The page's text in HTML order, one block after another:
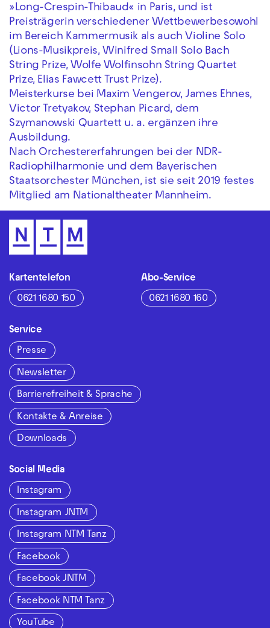
»Long-Crespin-Thibaud« in Paris, und ist
Preisträgerin verschiedener Wettbewerbesowohl
im Bereich Kammermusik als auch Violine Solo
(Lions-Musikpreis, Winifred Small Solo Bach
String Prize, Wolfe Wolfinsohn String Quartet
Prize, Elias Fawcett Trust Prize).
Meisterkurse bei Maxim Vengerov, James Ehnes,
Victor Tretyakov, Stephan Picard, dem
Szymanowski Quartett u. a. ergänzen ihre
Ausbildung.
Nach Orchestererfahrungen bei der NDR-
Radiophilharmonie und dem Bayerischen
Staatsorchester München, ist sie seit 2019 festes
Mitglied am Nationaltheater Mannheim.
Kartentelefon
0621 1680 150
Abo-Service
0621 1680 160
Service
Presse
Newsletter
Barrierefreiheit & Sprache
Kontakte & Anreise
Downloads
Social Media
Instagram
Instagram JNTM
Instagram NTM Tanz
Facebook
Facebook JNTM
Facebook NTM Tanz
YouTube